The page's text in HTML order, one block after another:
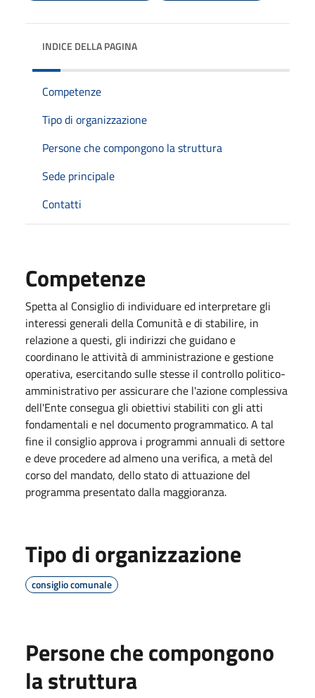
INDICE DELLA PAGINA
Competenze
Tipo di organizzazione
Persone che compongono la struttura
Sede principale
Contatti
Competenze
Spetta al Consiglio di individuare ed interpretare gli
interessi generali della Comunità e di stabilire, in
relazione a questi, gli indirizzi che guidano e
coordinano le attività di amministrazione e gestione
operativa, esercitando sulle stesse il controllo politico-
amministrativo per assicurare che l'azione complessiva
dell'Ente consegua gli obiettivi stabiliti con gli atti
fondamentali e nel documento programmatico. A tal
fine il consiglio approva i programmi annuali di settore
e deve procedere ad almeno una verifica, a metà del
corso del mandato, dello stato di attuazione del
programma presentato dalla maggioranza.
Tipo di organizzazione
consiglio comunale
Persone che compongono
la struttura